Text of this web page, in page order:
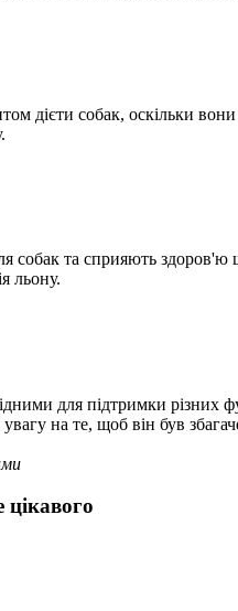
дієти собак, оскільки вони
та сприяють здоров'ю
льону.
для підтримки різних
на те, щоб він був